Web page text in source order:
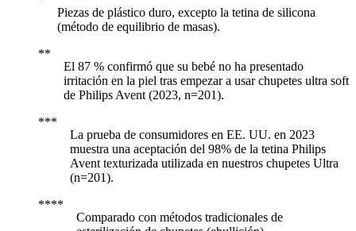
Piezas de plástico duro, excepto la tetina de silicona
(método de equilibrio de masas).
El 87 % confirmó que su bebé no ha presentado
irritación en la piel tras empezar a usar chupetes ultra soft
de Philips Avent (2023, n=201).
La prueba de consumidores en EE. UU. en 2023
muestra una aceptación del 98% de la tetina Philips
Avent texturizada utilizada en nuestros chupetes Ultra
(n=201).
Comparado con métodos tradicionales de